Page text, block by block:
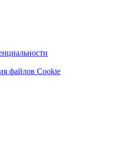
файлов Cookie